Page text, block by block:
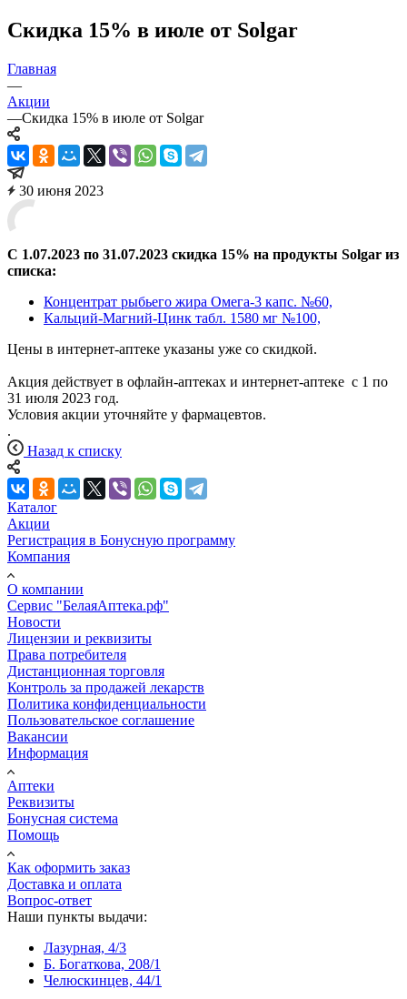
Скидка 15% в июле от Solgar
Главная
—
Акции
—Скидка 15% в июле от Solgar
30 июня 2023
С 1.07.2023 по 31.07.2023 скидка 15% на продукты Solgar из
списка:
Концентрат рыбьего жира Омега-3 капс. №60,
Кальций-Магний-Цинк табл. 1580 мг №100,
Цены в интернет-аптеке указаны уже со скидкой.
Акция действует в офлайн-аптеках и интернет-аптеке с 1 по
31 июля 2023 год.
Условия акции уточняйте у фармацевтов.
.
Назад к списку
Каталог
Акции
Регистрация в Бонусную программу
Компания
О компании
Сервис "БелаяАптека.рф"
Новости
Лицензии и реквизиты
Права потребителя
Дистанционная торговля
Контроль за продажей лекарств
Политика конфиденциальности
Пользовательское соглашение
Вакансии
Информация
Аптеки
Реквизиты
Бонусная система
Помощь
Как оформить заказ
Доставка и оплата
Вопрос-ответ
Наши пункты выдачи:
Лазурная, 4/3
Б. Богаткова, 208/1
Челюскинцев, 44/1